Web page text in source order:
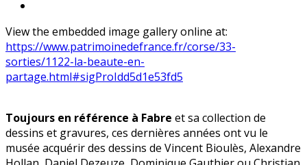
View the embedded image gallery online at:
https://www.patrimoinedefrance.fr/corse/33-
sorties/1122-la-beaute-en-
partage.html#sigProIdd5d1e53fd5
Toujours en référence à Fabre et sa collection de
dessins et gravures, ces dernières années ont vu le
musée acquérir des dessins de Vincent Bioulès, Alexandre